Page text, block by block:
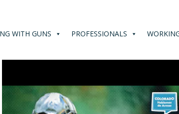
WITH GUNS PROFESSIONALS